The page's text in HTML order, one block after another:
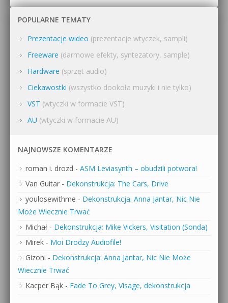
POPULARNE TEMATY
Prezentacje wideo (prezentacje wtyczek, sampli)
Freeware (darmowe efekty, syntezatory, sample)
Hardware (sprzęt audio)
Ciekawostki (wszystko dookoła muzyki i nie tylko)
VST (wtyczki w formacie VST)
AU (wtyczki w formacie AU)
NAJNOWSZE KOMENTARZE
roman i. drozd - ASM Leviasynth – obudzili potwora!
Van Guitar - Dekonstrukcja: The Cars, Drive
youlosewithme - Dekonstrukcja: Anna Jantar, Nic Nie
Może Wiecznie Trwać
Michał - Dekonstrukcja: Mike Vickers, Visitation (Sonda)
Mirek - Moi Drodzy Audiofile!
Gizoni - Dekonstrukcja: Anna Jantar, Nic Nie Może
Wiecznie Trwać
Kacper Bąk - Fade To Grey, Visage, dekonstrukcja